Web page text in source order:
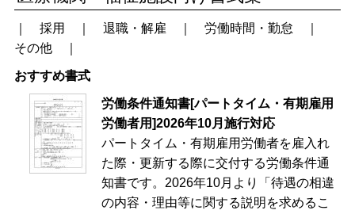
採用 退職・解雇 労働時間・勤怠
その他
おすすめ書式
労働条件通知書[パートタイム・有期雇用
労働者用]2026年10月施行対応
パートタイム・有期雇用労働者を雇入れ
た際・更新する際に交付する労働条件通
知書です。2026年10月より「待遇の相違
の内容・理由等に関する説明を求めるこ